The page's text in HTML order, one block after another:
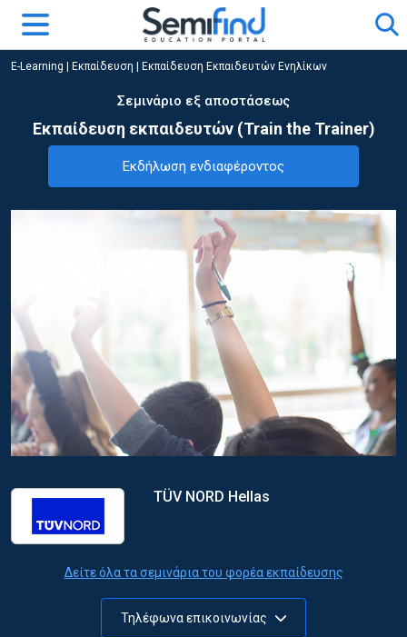
E-Learning Εκπαίδευση Εκπαίδευση Εκπαιδευτών Ενηλίκων
Σεμινάριο εξ αποστάσεως
Εκπαίδευση εκπαιδευτών (Train the Trainer)
Εκδήλωση ενδιαφέροντος
TÜV NORD Hellas
Δείτε όλα τα σεμινάρια του φορέα εκπαίδευσης
Τηλέφωνα επικοινωνίας